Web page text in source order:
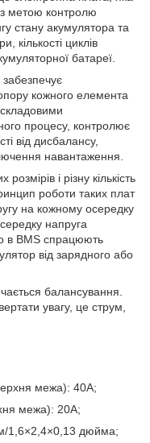
метою контролю
стану акумулятора та
кількості циклів
батареї.
кожного елемента
процесу, контролює
від дисбалансу,
навантаження.
і різну кількість
роботи таких плат
на кожному осередку
напруга
в BMS спрацюють
від зарядного або
балансування.
увагу, це струм,
межа): 40A;
межа): 20A;
1,6×2,4×0,13 дюйма;